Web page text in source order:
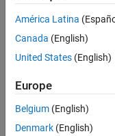
Quality
Engineer
maintenant
Poste:
América Latina
Canada (English)
United States (English)
Europe
Belgium (English)
Denmark (English)